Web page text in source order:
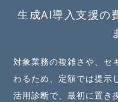
生成AI導入支援の
対象業務の複雑さや、セ
わるため、定額では提示
活用診断で、最初に置き